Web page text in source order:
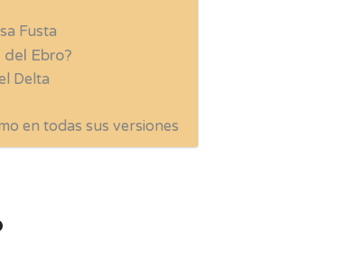
Fusta
Ebro?
Delta
en todas sus versiones